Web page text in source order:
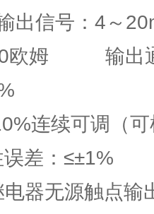
出信号：4～
欧姆 输出
连续可调（
差：≤±1%
器无源触点输